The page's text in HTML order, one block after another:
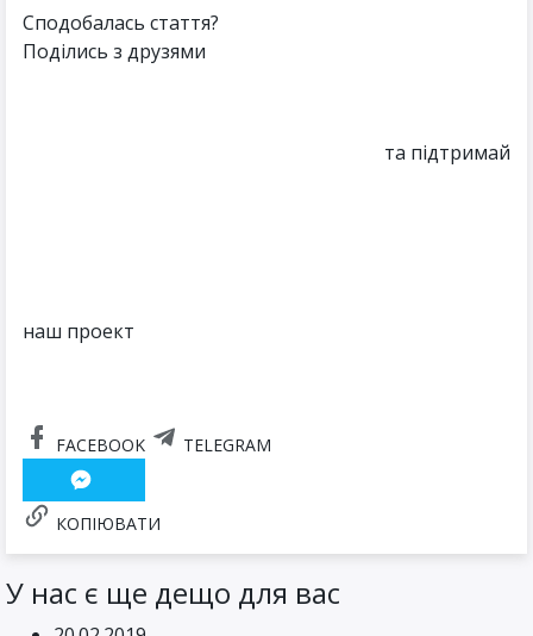
Сподобалась стаття?
Поділись з друзями
та підтримай
наш проект
FACEBOOK TELEGRAM
КОПІЮВАТИ
У нас є ще дещо для вас